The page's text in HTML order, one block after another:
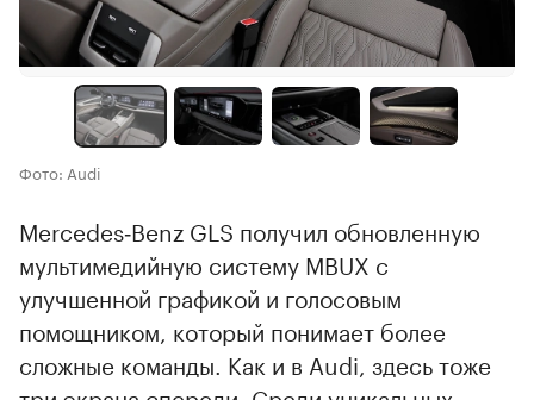
Фото: Audi
Mercedes‑Benz GLS получил обновленную
мультимедийную систему MBUX с
улучшенной графикой и голосовым
помощником, который понимает более
сложные команды. Как и в Audi, здесь тоже